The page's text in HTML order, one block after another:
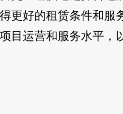
更好的租赁条件和服
目运营和服务水平，